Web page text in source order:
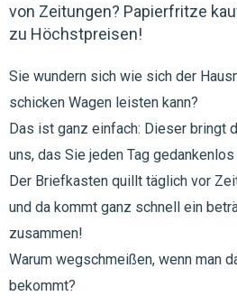
von Zeitungen? Papierfritze
zu Höchstpreisen!
Sie wundern sich wie sich der
schicken Wagen leisten kann?
Das ist ganz einfach: Dieser bringt
uns, das Sie jeden Tag
Der Briefkasten quillt täglich vor
und da kommt ganz schnell ein
zusammen!
Warum wegschmeißen, wenn man
bekommt?